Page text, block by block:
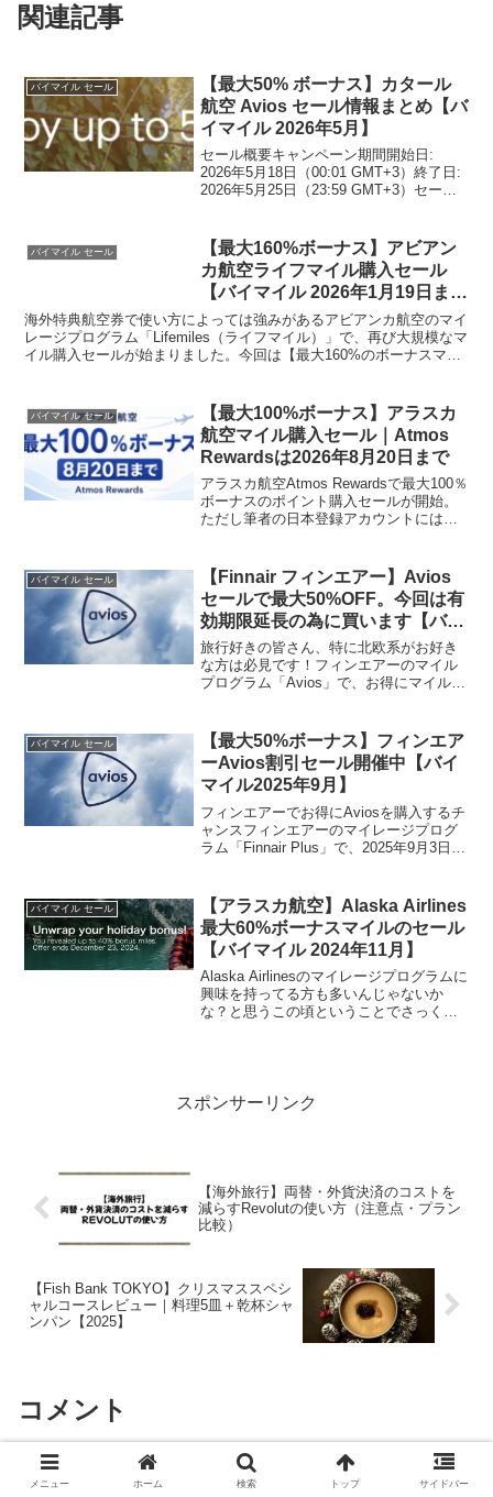
関連記事
バイマイル セール
【最大50% ボーナス】カタール
航空 Avios セール情報まとめ【バ
イマイル 2026年5月】
セール概要キャンペーン期間開始日:
2026年5月18日（00:01 GMT+3）終了日:
2026年5月25日（23:59 GMT+3）セール
バイマイル セール
【最大160%ボーナス】アビアン
カ航空ライフマイル購入セール
【バイマイル 2026年1月19日ま
で】
海外特典航空券で使い方によっては強みがあるアビアンカ航空のマイ
レージプログラム「Lifemiles（ライフマイル）」で、再び大規模なマ
イル購入セールが始まりました。今回は【最大160%のボーナスマイ
バイマイル セール
【最大100%ボーナス】アラスカ
航空マイル購入セール｜Atmos
Rewardsは2026年8月20日まで
アラスカ航空Atmos Rewardsで最大100％
ボーナスのポイント購入セールが開始。
ただし筆者の日本登録アカウントには今
の使い方を整理します。
バイマイル セール
【Finnair フィンエアー】Avios
セールで最大50%OFF。今回は有
効期限延長の為に買います【バイ
マイル】
旅行好きの皆さん、特に北欧系がお好き
な方は必見です！フィンエアーのマイル
プログラム「Avios」で、お得にマイルを
購入で最大50%オフになる期間限定セー
ルを開催...
バイマイル セール
【最大50%ボーナス】フィンエア
ーAvios割引セール開催中【バイ
マイル2025年9月】
フィンエアーでお得にAviosを購入するチ
ャンスフィンエアーのマイレージプログ
ラム「Finnair Plus」で、2025年9月3日～
催されています。今回のキャ...
バイマイル セール
【アラスカ航空】Alaska Airlines
最大60%ボーナスマイルのセール
【バイマイル 2024年11月】
Alaska Airlinesのマイレージプログラムに
興味を持ってる方も多いんじゃないか
な？と思うこの頃ということでさっくり
スポンサーリンク
【海外旅行】両替・外貨決済のコストを
減らすRevolutの使い方（注意点・プラン
比較）
【Fish Bank TOKYO】クリスマススペシ
ャルコースレビュー｜料理5皿＋乾杯シャ
ンパン【2025】
コメント
コメントを書き込む
メニュー ホーム 検索 トップ サイドバー